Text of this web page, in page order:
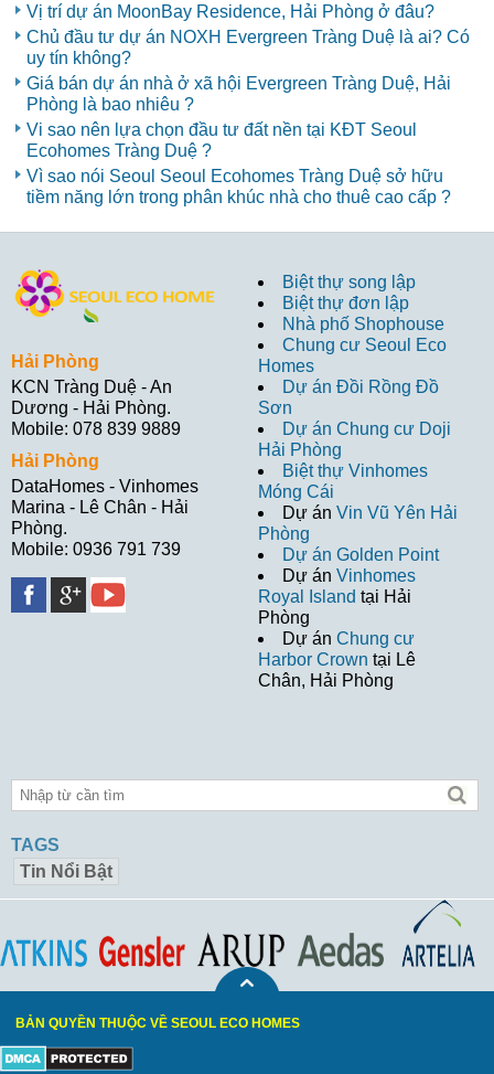
Vị trí dự án MoonBay Residence, Hải Phòng ở đâu?
Chủ đầu tư dự án NOXH Evergreen Tràng Duệ là ai? Có
uy tín không?
Giá bán dự án nhà ở xã hội Evergreen Tràng Duệ, Hải
Phòng là bao nhiêu ?
Vi sao nên lựa chọn đầu tư đất nền tại KĐT Seoul
Ecohomes Tràng Duệ ?
Vì sao nói Seoul Seoul Ecohomes Tràng Duệ sở hữu
tiềm năng lớn trong phân khúc nhà cho thuê cao cấp ?
Hải Phòng
KCN Tràng Duệ - An
Dương - Hải Phòng.
Mobile: 078 839 9889
Hải Phòng
DataHomes - Vinhomes
Marina - Lê Chân - Hải
Phòng.
Mobile: 0936 791 739
Biệt thự song lập
Biệt thự đơn lập
Nhà phố Shophouse
Chung cư Seoul Eco
Homes
Dự án Đồi Rồng Đồ
Sơn
Dự án Chung cư Doji
Hải Phòng
Biệt thự Vinhomes
Móng Cái
Dự án Vin Vũ Yên Hải
Phòng
Dự án Golden Point
Dự án Vinhomes
Royal Island tại Hải
Phòng
Dự án Chung cư
Harbor Crown tại Lê
Chân, Hải Phòng
TAGS
Tin Nổi Bật
BẢN QUYỀN THUỘC VỀ SEOUL ECO HOMES